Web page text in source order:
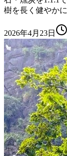
樹を長く健やか
2026年4月23日